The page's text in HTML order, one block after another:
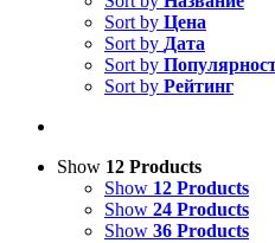
Sort by Цена
Sort by Дата
Sort by
Sort by Рейтинг
Show 12 Products
Show 12 Products
Show 24 Products
Show 36 Products